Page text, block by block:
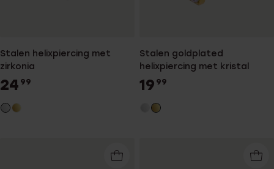
Stalen helixpiercing met
zirkonia
24 99
Stalen goldplated
helixpiercing met kristal
19 99